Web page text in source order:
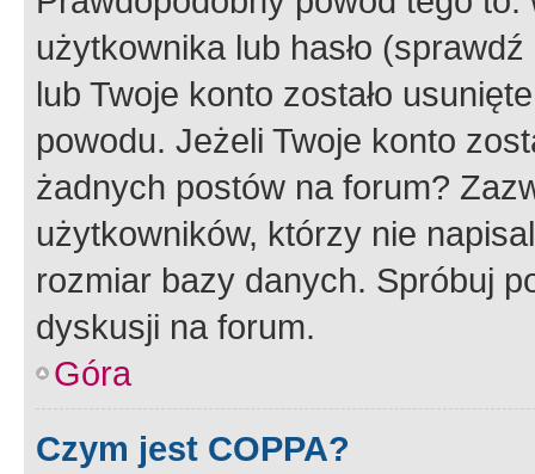
użytkownika lub hasło
lub Twoje konto zostało
powodu. Jeżeli Twoje konto
żadnych postów na forum?
użytkowników, którzy nie
rozmiar bazy danych. Spróbuj
dyskusji na forum.
Góra
Czym jest COPPA?